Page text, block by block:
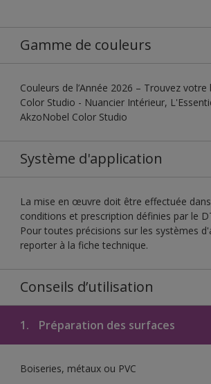
Gamme de couleurs
Couleurs de l’Année 2026 – Trouvez
Color Studio - Nuancier Intérieur,
AkzoNobel Color Studio
Système d'application
La mise en œuvre doit être effectuée
conditions et prescription définies par le
Pour toutes précisions sur les systèmes
reporter à la fiche technique.
Conseils d’utilisation
1. Préparation des surfaces
Boiseries, métaux ou PVC